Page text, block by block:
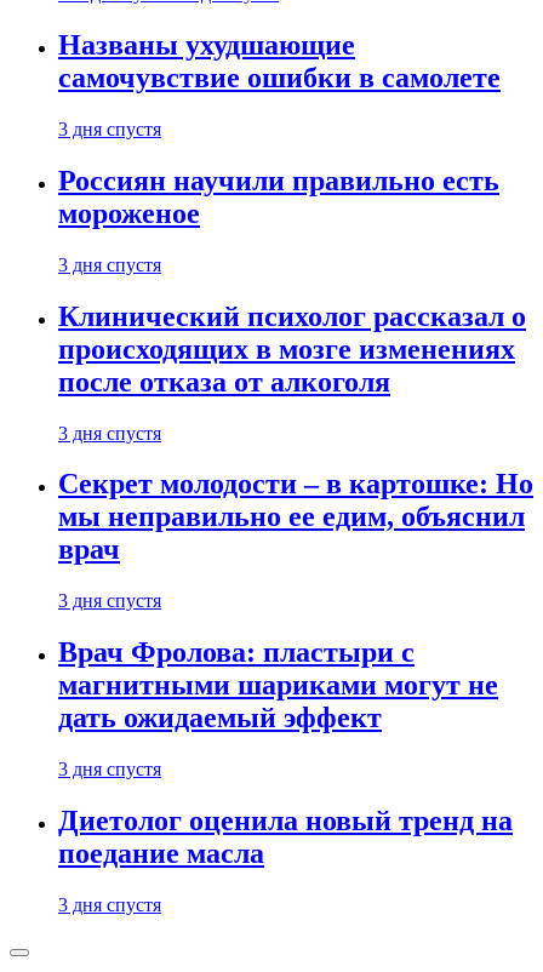
Названы ухудшающие
самочувствие ошибки в самолете
3 дня спустя
Россиян научили правильно есть
мороженое
3 дня спустя
Клинический психолог рассказал о
происходящих в мозге изменениях
после отказа от алкоголя
3 дня спустя
Секрет молодости – в картошке: Но
мы неправильно ее едим, объяснил
врач
3 дня спустя
Врач Фролова: пластыри с
магнитными шариками могут не
дать ожидаемый эффект
3 дня спустя
Диетолог оценила новый тренд на
поедание масла
3 дня спустя